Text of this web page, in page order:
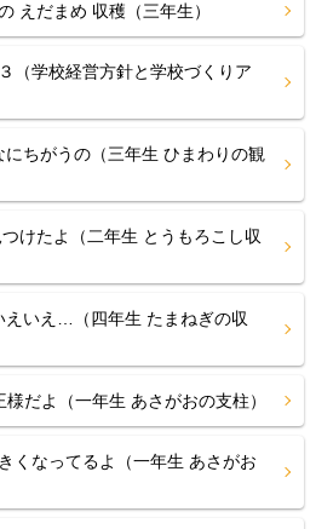
えだまめ 収穫（三年生）
学校経営方針と学校づくりア
ちがうの（三年生 ひまわりの観
けたよ（二年生 とうもろこし収
いえ…（四年生 たまねぎの収
だよ（一年生 あさがおの支柱）
なってるよ（一年生 あさがお